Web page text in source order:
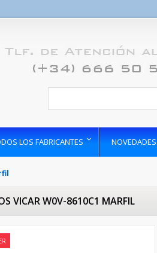
LOS FABRICANTES NOVEDADES
VICAR W0V-8610C1 MARFIL